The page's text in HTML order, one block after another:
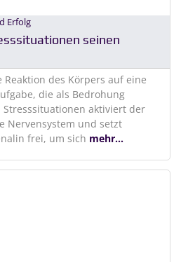
Erfolg
seinen
des Körpers auf eine
die als Bedrohung
aktiviert der
Nervensystem und setzt
frei, um sich mehr...